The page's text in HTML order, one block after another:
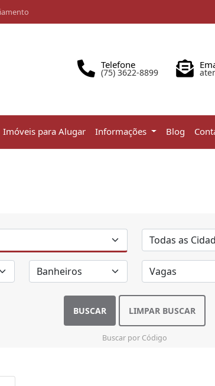
Telefone
(75) 3622-8899
Imóveis para Alugar Informações Blog
BUSCAR LIMPAR BUSCAR
Buscar por Código